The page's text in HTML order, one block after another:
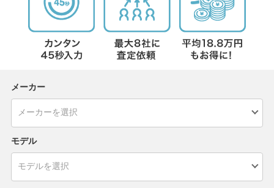
メーカー
モデル